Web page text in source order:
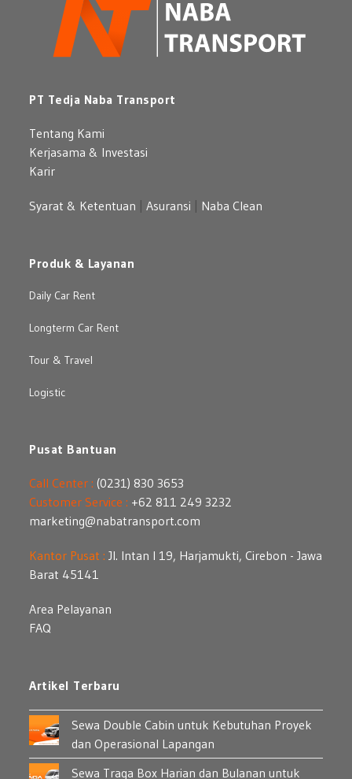
PT Tedja Naba Transport
Tentang Kami
Kerjasama & Investasi
Karir
Syarat & Ketentuan |Asuransi | Naba Clean
Produk & Layanan
Daily Car Rent
Longterm Car Rent
Tour & Travel
Logistic
Pusat Bantuan
Call Center : (0231) 830 3653
Customer Service : +62 811 249 3232
marketing@nabatransport.com
Kantor Pusat : Jl. Intan I 19, Harjamukti, Cirebon - Jawa
Barat 45141
Area Pelayanan
FAQ
Artikel Terbaru
Sewa Double Cabin untuk Kebutuhan Proyek
dan Operasional Lapangan
Sewa Traga Box Harian dan Bulanan untuk